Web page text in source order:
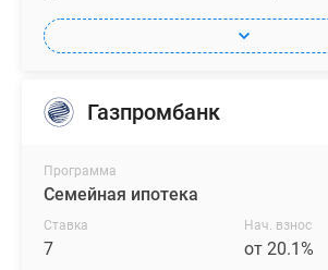
Газпромбанк
Программа
Семейная ипотека
Ставка
7
Нач. взнос
от 20.1%